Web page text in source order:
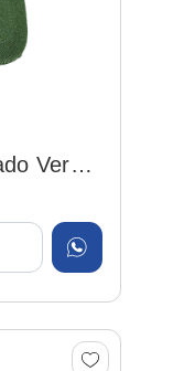
Verde